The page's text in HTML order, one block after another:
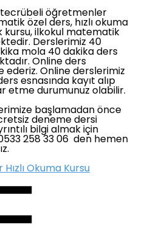
tecrübeli öğretmenler
özel ders, hızlı okuma
kursu, ilkokul matematik
Derslerimiz 40
mola 40 dakika ders
Online ders
ederiz. Online derslerimiz
esnasında kayıt alıp
etme durumunuz olabilir.
başlamadan önce
deneme dersi
bilgi almak için
258 33 06 den hemen
Okuma Kursu